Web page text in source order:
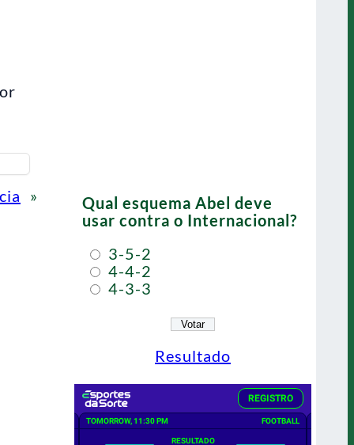
»
Qual esquema Abel deve
usar contra o Internacional?
3-5-2
4-4-2
4-3-3
Resultado